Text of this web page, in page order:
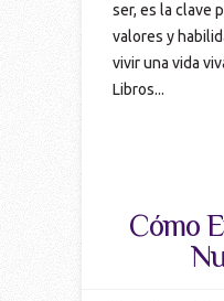
ser, es la clave
valores y
vivir una vida
Libros...
Cómo